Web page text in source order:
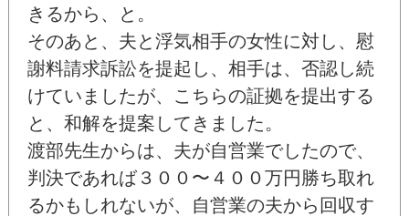
きるから、と。
そのあと、夫と浮気相手の女性に対し、慰
謝料請求訴訟を提起し、相手は、否認し続
けていましたが、こちらの証拠を提出する
と、和解を提案してきました。
渡部先生からは、夫が自営業でしたので、
判決であれば３００〜４００万円勝ち取れ
るかもしれないが、自営業の夫から回収す